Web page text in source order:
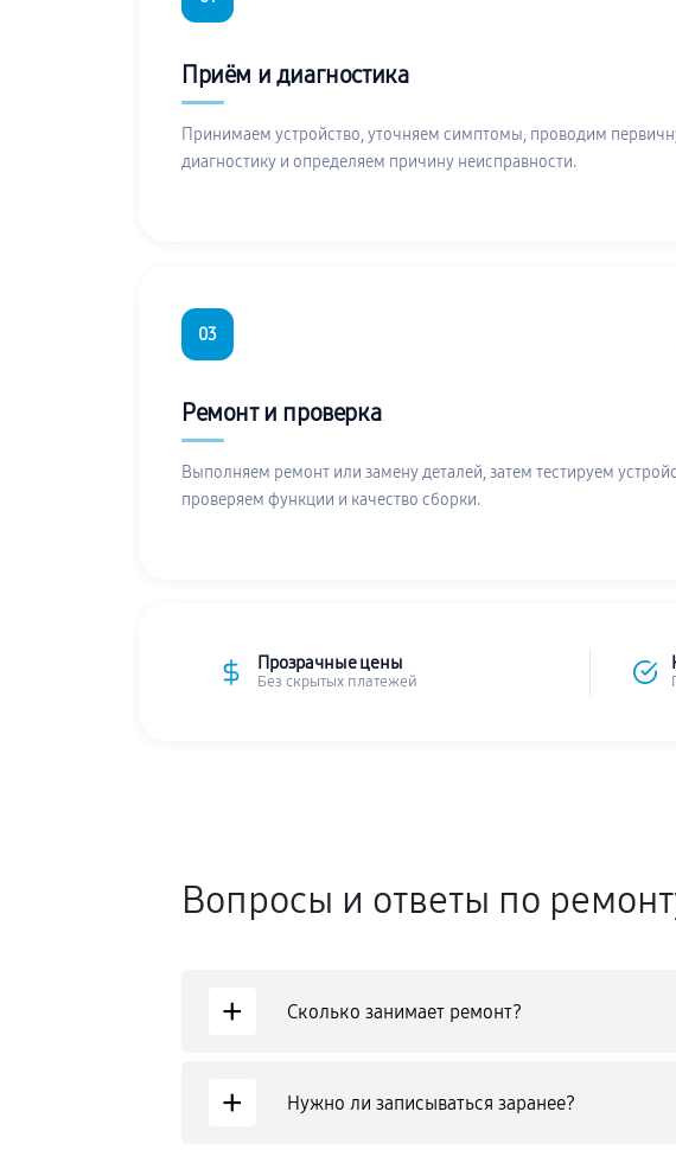
Приём и диагностика
Принимаем устройство, уточняем симптомы, проводим
диагностику и определяем причину неисправности.
03
Ремонт и проверка
Выполняем ремонт или замену деталей, затем тестируем
проверяем функции и качество сборки.
Прозрачные цены
Без скрытых платежей
Вопросы и ответы по
+ Сколько занимает ремонт?
+ Нужно ли записываться заранее?